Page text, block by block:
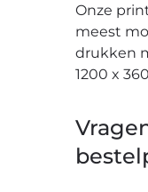
Onze
meest
drukken
1200 x